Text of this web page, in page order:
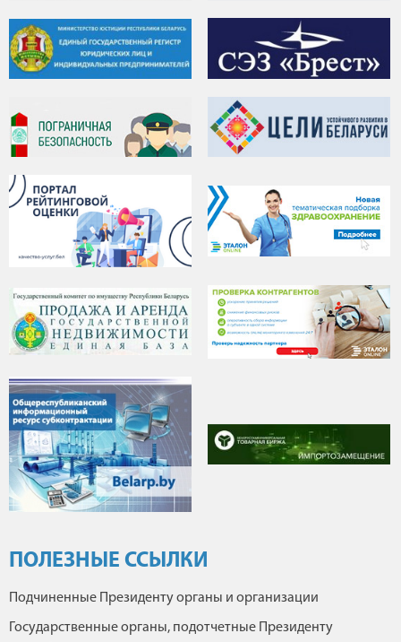
ПОЛЕЗНЫЕ ССЫЛКИ
Подчиненные Президенту органы и организации
Государственные органы, подотчетные Президенту